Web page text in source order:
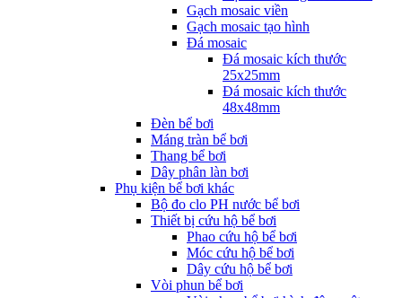
Gạch mosaic viền
Gạch mosaic tạo hình
Đá mosaic
Đá mosaic kích thước
25x25mm
Đá mosaic kích thước
48x48mm
Đèn bể bơi
Máng tràn bể bơi
Thang bể bơi
Dây phân làn bơi
Phụ kiện bể bơi khác
Bộ đo clo PH nước bể bơi
Thiết bị cứu hộ bể bơi
Phao cứu hộ bể bơi
Móc cứu hộ bể bơi
Dây cứu hộ bể bơi
Vòi phun bể bơi